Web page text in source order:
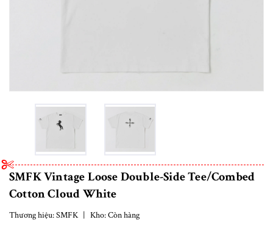
SMFK Vintage Loose Double-Side Tee/Combed
Cotton Cloud White
Thương hiệu:SMFK | Kho:Còn hàng